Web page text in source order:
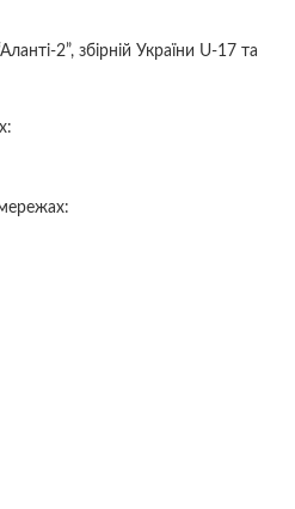
2”, збірній України U-17 та